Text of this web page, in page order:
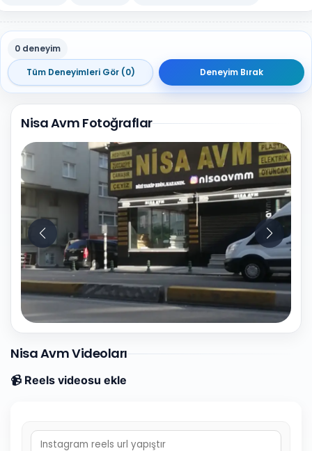
0 deneyim
Tüm Deneyimleri Gör (0)
Deneyim Bırak
Nisa Avm Fotoğraflar
10 Fotoğraf
Nisa Avm Videoları
📹 Reels videosu ekle